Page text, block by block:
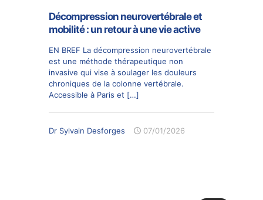
Décompression neurovertébrale et
mobilité : un retour à une vie active
EN BREF La décompression neurovertébrale
est une méthode thérapeutique non
invasive qui vise à soulager les douleurs
chroniques de la colonne vertébrale.
Accessible à Paris et […]
Dr Sylvain Desforges 07/01/2026